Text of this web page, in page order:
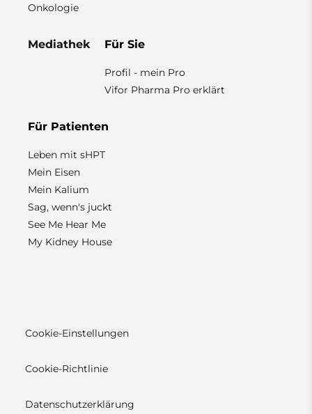
Onkologie
Mediathek Für Sie
Profil - mein Pro
Vifor Pharma Pro erklärt
Für Patienten
Leben mit sHPT
Mein Eisen
Mein Kalium
Sag, wenn's juckt
See Me Hear Me
My Kidney House
Cookie-Einstellungen
Cookie-Richtlinie
Datenschutzerklärung